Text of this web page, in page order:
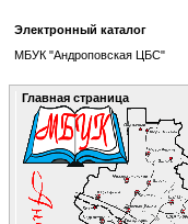
Электронный каталог
МБУК "Андроповская ЦБС"
Главная страница